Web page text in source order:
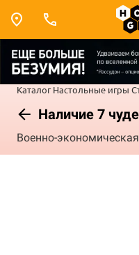
Каталог Настольные игры
Наличие 7
Военно-